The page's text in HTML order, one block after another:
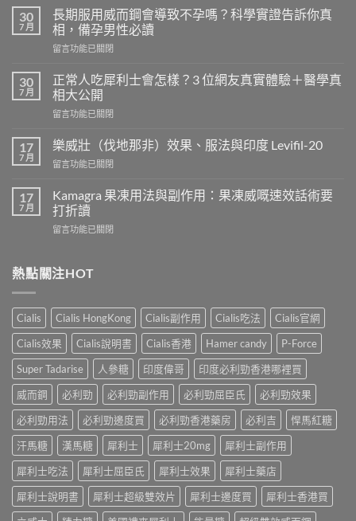
30
7 月
長期服用威而鋼會導致不孕嗎？科學實證告訴你真
相，備孕男性必讀
在
期
服
用
威
鋼
導
不
孕
嗎？
科
實
證
你
真
相，
備
孕
男
必
讀〉
中
留言功能已關閉
30
7 月
正常人吃犀利士會怎樣？3 位網友真實體驗＋醫學真
相大公開
在
常
人
吃
利
士
怎
位
真
實
體
驗
＋
醫
真
相
大
開〉
中
留言功能已關閉
17
7 月
樂威壯（伐地那非）效果、服法與印度 Levifil-20
在
威
壯
（伐
地
效
法
與
印
度
Levifil-
20〉
留言功能已關閉
17
7 月
Kamagra 果凍用法與副作用：果凍威嘅速效話術要
打折讀
在
凍
用
與
副
作
用：
果
凍
嘅
速
效
術
要
打
折
讀〉
留言功能已關閉
熱點關注HOT
Cialis Cialis HongKong Cialis副作用 Cialis吃法
Cialis官網
Cialis效果
Cialis說明書 Cialis香港 Hamer candy
P-Force
Super Tadarise
人參糖 印度偉哥
印度必利勁香港哪裡買
威而鋼
必利勁 必利勁副作用 必利勁屈臣氏
必利勁效果
必利勁用法
必利勁邊度買 必利勁香港藥房 必利吉
悍馬紅糖
汗馬糖
漢馬糖 犀利士 犀利士20mg
犀利士副作用
犀利士吃法
犀利士屈臣氏 犀利士效果
犀利士藥店
犀利士說明書
犀利士超級雙效片 犀利士邊度買
犀利士香港買